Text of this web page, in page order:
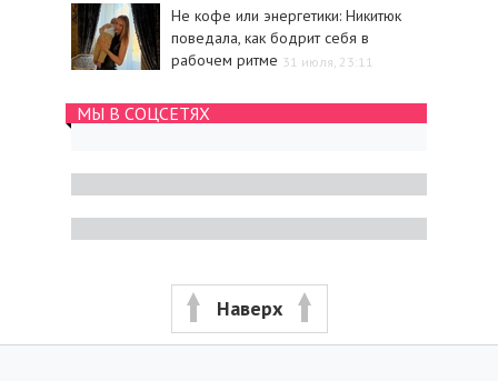
Не кофе или энергетики: Никитюк
поведала, как бодрит себя в
рабочем ритме 31 июля, 23:11
МЫ В СОЦСЕТЯХ
Наверх